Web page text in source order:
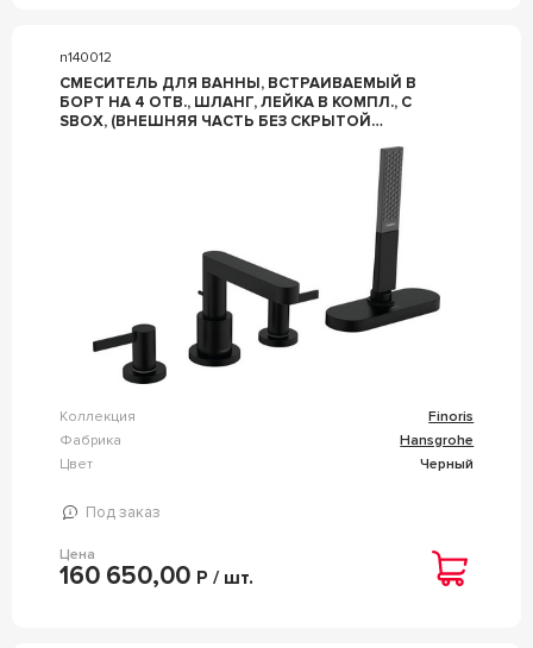
n140012
СМЕСИТЕЛЬ ДЛЯ ВАННЫ, ВСТРАИВАЕМЫЙ В
БОРТ НА 4 ОТВ., ШЛАНГ, ЛЕЙКА В КОМПЛ., С
SBOX, (ВНЕШНЯЯ ЧАСТЬ БЕЗ СКРЫТОЙ
Коллекция
Finoris
Фабрика
Hansgrohe
Цвет
Черный
Под заказ
Цена
160 650,00 Р / шт.